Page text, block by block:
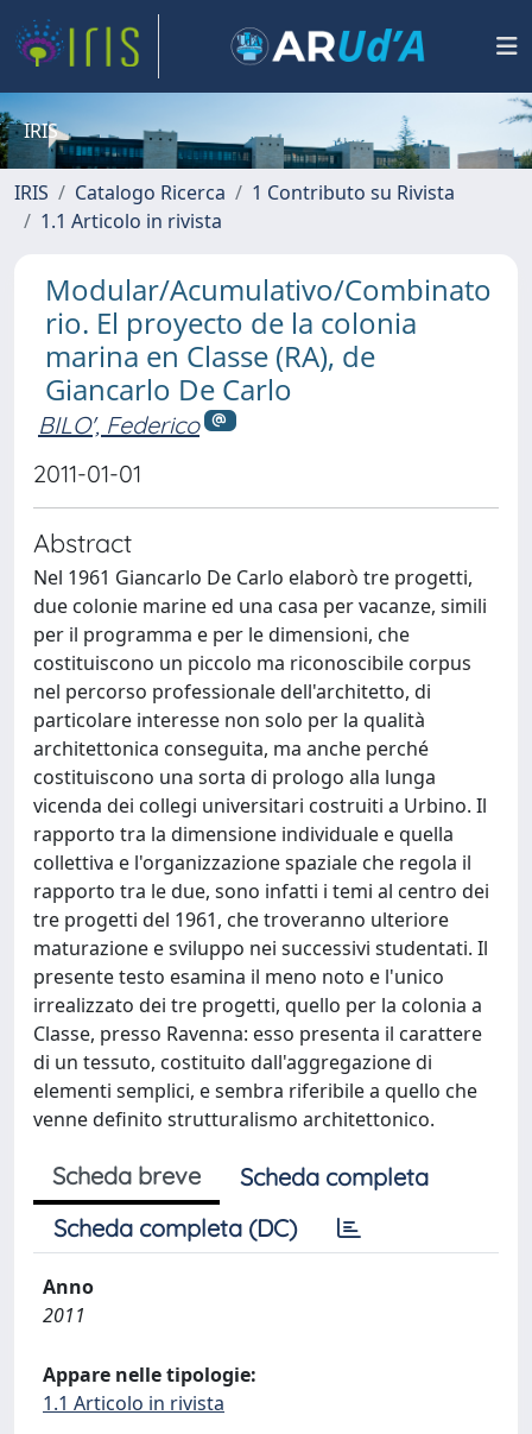
IRIS
IRIS Catalogo Ricerca
1 Contributo su Rivista
1.1 Articolo in rivista
Modular/Acumulativo/Combinato
rio. El proyecto de la colonia
marina en Classe (RA), de
Giancarlo De Carlo
BILO', Federico
2011-01-01
Abstract
Nel 1961 Giancarlo De Carlo elaborò tre progetti,
due colonie marine ed una casa per vacanze, simili
per il programma e per le dimensioni, che
costituiscono un piccolo ma riconoscibile corpus
nel percorso professionale dell'architetto, di
particolare interesse non solo per la qualità
architettonica conseguita, ma anche perché
costituiscono una sorta di prologo alla lunga
vicenda dei collegi universitari costruiti a Urbino. Il
rapporto tra la dimensione individuale e quella
collettiva e l'organizzazione spaziale che regola il
rapporto tra le due, sono infatti i temi al centro dei
tre progetti del 1961, che troveranno ulteriore
maturazione e sviluppo nei successivi studentati. Il
presente testo esamina il meno noto e l'unico
irrealizzato dei tre progetti, quello per la colonia a
Classe, presso Ravenna: esso presenta il carattere
di un tessuto, costituito dall'aggregazione di
elementi semplici, e sembra riferibile a quello che
venne definito strutturalismo architettonico.
Scheda breve
Scheda completa
Scheda completa (DC)
Anno
2011
Appare nelle tipologie:
1.1 Articolo in rivista